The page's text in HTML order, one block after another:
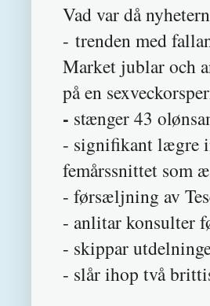
Vad var då
- trenden med
Market jublar och
på en
- stænger 43
- signifikant lægre
femårssnittet som
- førsæljning av
- anlitar konsulter
- skippar
- slår ihop två